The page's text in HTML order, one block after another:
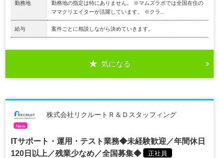
勤務地
勤務地の指定は特にありません。 ※マムズラボでは全国在住の
ママクリエイターが活躍しています。 ※クラ...
給与 案件ごとに相談しながら決めていきます。
気になる
株式会社リクルートＲ＆Ｄスタッフィング
New
ITサポート・運用・テスト業務◆未経験歓迎／年間休日
120日以上／残業少なめ／全国募集◆
正社員